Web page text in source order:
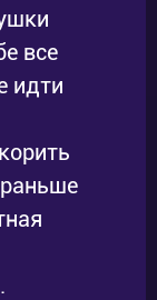
все
идти